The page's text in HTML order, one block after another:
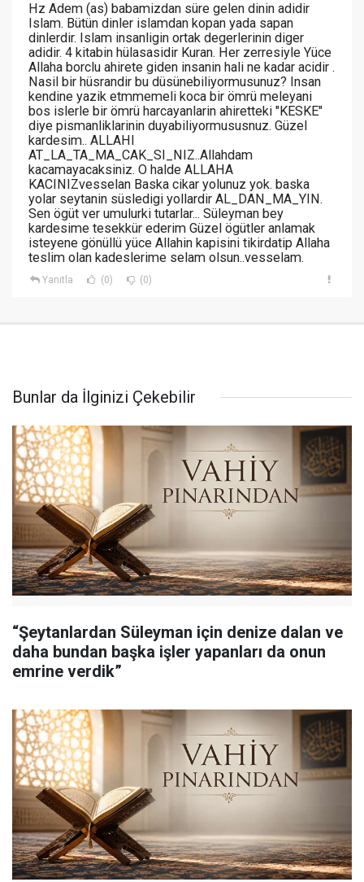
Hz Adem (as) babamizdan süre gelen dinin adidir
Islam. Bütün dinler islamdan kopan yada sapan
dinlerdir. Islam insanligin ortak degerlerinin diger
adidir. 4 kitabin hülasasidir Kuran. Her zerresiyle Yüce
Allaha borclu ahirete giden insanin hali ne kadar acidir .
Nasil bir hüsrandir bu düsünebiliyormusunuz? Insan
kendine yazik etmmemeli koca bir ömrü meleyani
bos islerle bir ömrü harcayanlarin ahiretteki "KESKE"
diye pismanliklarinin duyabiliyormususnuz. Güzel
kardesim.. ALLAHI
AT_LA_TA_MA_CAK_SI_NIZ..Allahdam
kacamayacaksiniz. O halde ALLAHA
KACINIZvesselan Baska cikar yolunuz yok. baska
yolar seytanin süsledigi yollardir AL_DAN_MA_YIN.
Sen ögüt ver umulurki tutarlar... Süleyman bey
kardesime tesekkür ederim Güzel ögütler anlamak
isteyene gönüllü yüce Allahin kapisini tikirdatip Allaha
teslim olan kadeslerime selam olsun..vesselam.
Yanıtla (0) (0)
Bunlar da İlginizi Çekebilir
“Şeytanlardan Süleyman için denize dalan ve
daha bundan başka işler yapanları da onun
emrine verdik”